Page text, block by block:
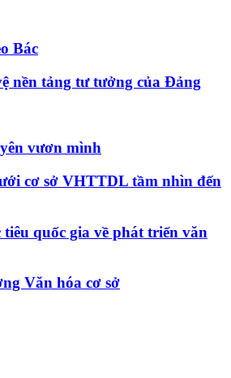
Bác
nền tảng tư tưởng của Đảng
vươn mình
cơ sở VHTTDL tầm nhìn đến
quốc gia về phát triển văn
Văn hóa cơ sở